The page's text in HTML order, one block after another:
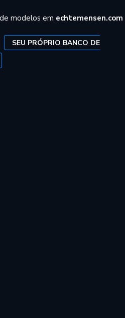
modelos em echtemensen.com
SEU PRÓPRIO BANCO DE